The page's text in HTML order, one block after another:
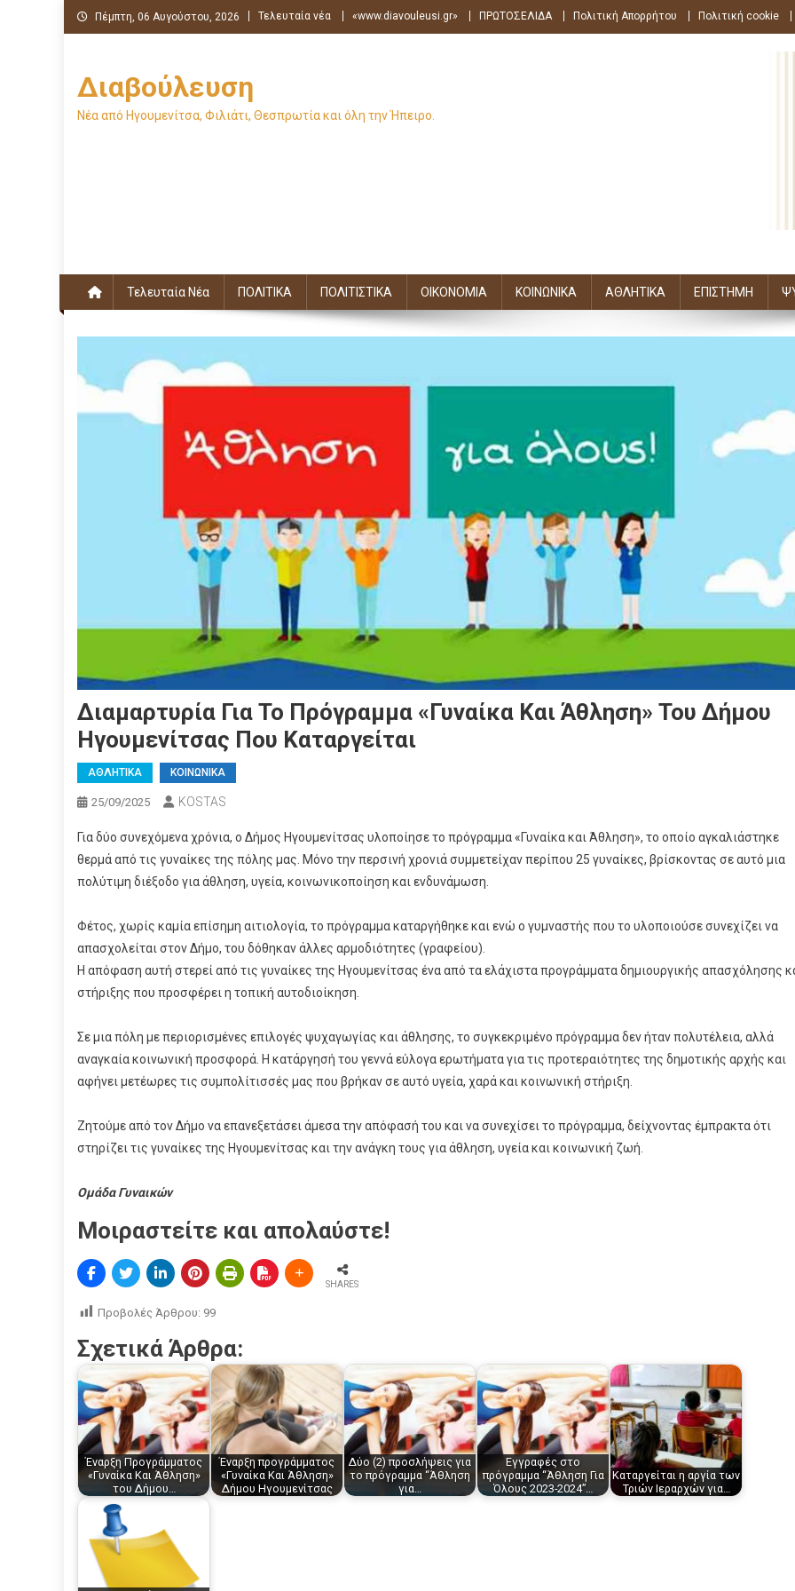
Μεταπηδήστε
στο
Πέμπτη, 06 Αυγούστου, 2026 Τελευταία νέα «www.diavouleusi.gr» ΠΡΩΤΟΣΕΛΙΔΑ Πολιτική Απορρήτου Πολιτική cookie
Διαβούλευση
Νέα από Ηγουμενίτσα, Φιλιάτι, Θεσπρωτία και όλη την Ήπειρο.
Τελευταία Νέα ΠΟΛΙΤΙΚΑ ΠΟΛΙΤΙΣΤΙΚΑ ΟΙΚΟΝΟΜΙΑ ΚΟΙΝΩΝΙΚΑ ΑΘΛΗΤΙΚΑ ΕΠΙΣΤΗΜΗ
Διαμαρτυρία Για Το Πρόγραμμα «Γυναίκα Και Άθληση» Του Δήμου
Ηγουμενίτσας Που Καταργείται
ΑΘΛΗΤΙΚΑ ΚΟΙΝΩΝΙΚΑ
25/09/2025 KOSTAS
Για δύο συνεχόμενα χρόνια, ο Δήμος Ηγουμενίτσας υλοποίησε το πρόγραμμα «Γυναίκα και Άθληση», το οποίο αγκαλιάστηκε
θερμά από τις γυναίκες της πόλης μας. Μόνο την περσινή χρονιά συμμετείχαν περίπου 25 γυναίκες, βρίσκοντας σε αυτό μια
πολύτιμη διέξοδο για άθληση, υγεία, κοινωνικοποίηση και ενδυνάμωση.
Φέτος, χωρίς καμία επίσημη αιτιολογία, το πρόγραμμα καταργήθηκε και ενώ ο γυμναστής που το υλοποιούσε συνεχίζει να
απασχολείται στον Δήμο, του δόθηκαν άλλες αρμοδιότητες (γραφείου).
Η απόφαση αυτή στερεί από τις γυναίκες της Ηγουμενίτσας ένα από τα ελάχιστα προγράμματα δημιουργικής απασχόλησης
στήριξης που προσφέρει η τοπική αυτοδιοίκηση.
Σε μια πόλη με περιορισμένες επιλογές ψυχαγωγίας και άθλησης, το συγκεκριμένο πρόγραμμα δεν ήταν πολυτέλεια, αλλά
αναγκαία κοινωνική προσφορά. Η κατάργησή του γεννά εύλογα ερωτήματα για τις προτεραιότητες της δημοτικής αρχής και
αφήνει μετέωρες τις συμπολίτισσές μας που βρήκαν σε αυτό υγεία, χαρά και κοινωνική στήριξη.
Ζητούμε από τον Δήμο να επανεξετάσει άμεσα την απόφασή του και να συνεχίσει το πρόγραμμα, δείχνοντας έμπρακτα ότι
στηρίζει τις γυναίκες της Ηγουμενίτσας και την ανάγκη τους για άθληση, υγεία και κοινωνική ζωή.
Ομάδα Γυναικών
Μοιραστείτε και απολαύστε!
SHARES
Προβολές Άρθρου: 99
Σχετικά Άρθρα:
Έναρξη Προγράμματος
«Γυναίκα Και Άθληση»
του Δήμου…
Έναρξη προγράμματος
«Γυναίκα Και Άθληση»
Δήμου Ηγουμενίτσας
Δύο (2) προσλήψεις για
το πρόγραμμα “Άθληση
για…
Εγγραφές στο
πρόγραμμα “Άθληση Για
Όλους 2023-2024”…
Καταργείται η αργία των
Τριών Ιεραρχών για…